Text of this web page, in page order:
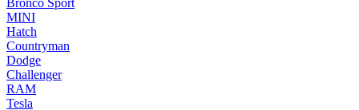
Bronco Sport
MINI
Hatch
Countryman
Dodge
Challenger
RAM
Tesla